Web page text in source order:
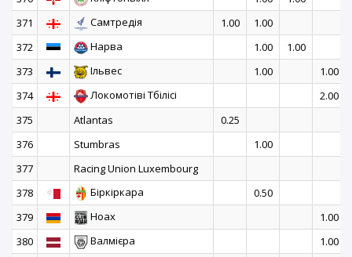
371
Самтредія 1.00
1.00
372
Нарва 1.00
1.00
373
Ільвес 1.00
1.00
374
Локомотіві Тбілісі
2.00
375
Atlantas
0.25
376
Stumbras
1.00
377
Racing Union Luxembourg
378
Біркіркара
0.50
379
Ноах
1.00
380
Валмієра
1.00